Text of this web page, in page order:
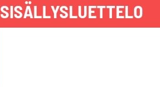
SISÄLLYSLUETTELO